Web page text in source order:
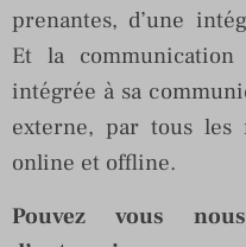
prenantes, d’une
Et la
intégrée à sa
externe, par tous les
online et offline.
Pouvez vous